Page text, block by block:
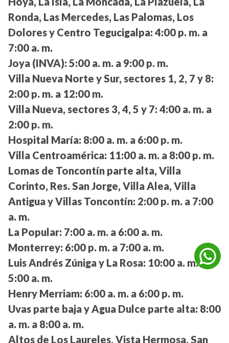
Ronda, Las Mercedes, Las Palomas, Los
Dolores y Centro Tegucigalpa: 4:00 p. m. a
7:00 a. m.
Joya (INVA): 5:00 a. m. a 9:00 p. m.
Villa Nueva Norte y Sur, sectores 1, 2, 7 y 8:
2:00 p. m. a 12:00 m.
Villa Nueva, sectores 3, 4, 5 y 7: 4:00 a. m. a
2:00 p. m.
Hospital María: 8:00 a. m. a 6:00 p. m.
Villa Centroamérica: 11:00 a. m. a 8:00 p. m.
Lomas de Toncontín parte alta, Villa
Corinto, Res. San Jorge, Villa Alea, Villa
Antigua y Villas Toncontín: 2:00 p. m. a 7:00
a. m.
La Popular: 7:00 a. m. a 6:00 a. m.
Monterrey: 6:00 p. m. a 7:00 a. m.
Luis Andrés Zúniga y La Rosa: 10:00 a. m. a
5:00 a. m.
Henry Merriam: 6:00 a. m. a 6:00 p. m.
Uvas parte baja y Agua Dulce parte alta: 8:00
a. m. a 8:00 a. m.
Altos de Los Laureles, Vista Hermosa, San